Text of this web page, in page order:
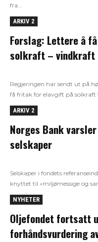
fra...
ARKIV 2
Forslag: Lettere å
solkraft – vindkraft
Regjeringen har sendt ut på
få fritak for elavgift på solkraft
ARKIV 2
Norges Bank
selskaper
Selskaper i fondets
knyttet til «miljømessige og
NYHETER
Oljefondet fortsatt
forhåndsvurdering